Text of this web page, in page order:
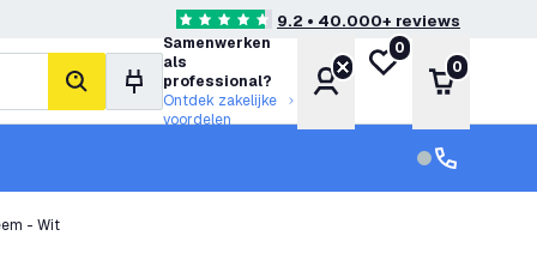
4.6 score sterren9.2 • 40.000+ reviews
zoeken
Samenwerken
als
professional?
Ontdek zakelijke
voordelen
Account
Mijn verlanglijst
0
0
- Wit